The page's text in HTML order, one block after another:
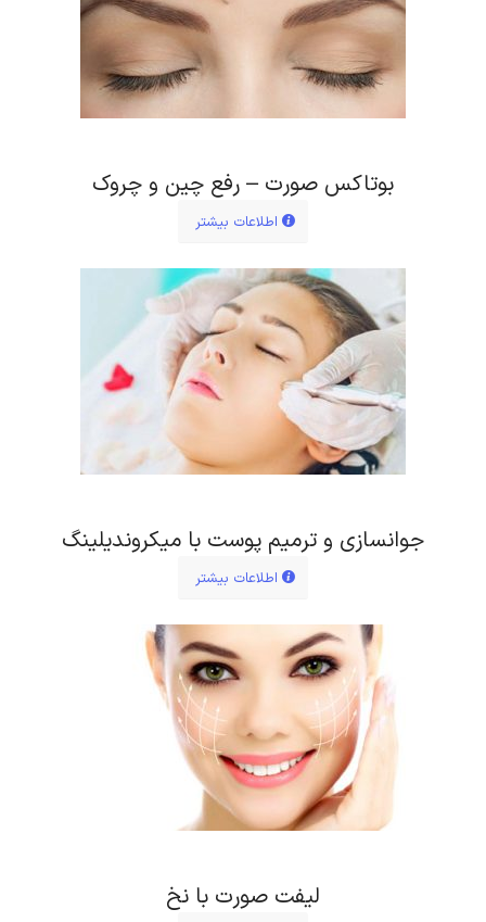
بوتاکس صورت – رفع چین و چروک
اطلاعات بیشتر
جوانسازی و ترمیم پوست با میکروندیلینگ
اطلاعات بیشتر
لیفت صورت با نخ